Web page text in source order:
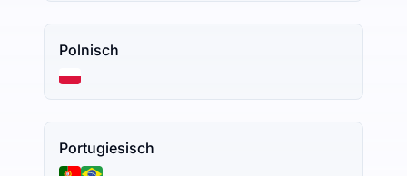
Polnisch
Portugiesisch